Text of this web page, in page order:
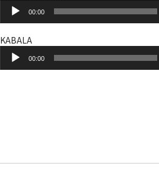
プ
レ
ー
ー
00:00
KABALA
プ
00:00